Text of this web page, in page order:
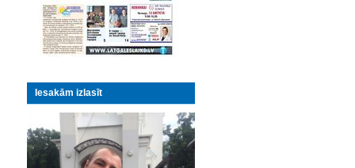
Iesakām izlasīt